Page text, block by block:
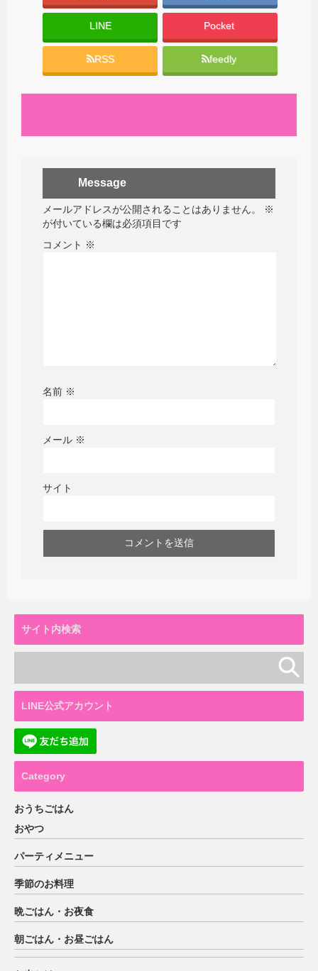
LINE Pocket
RSS feedly
Message
メールアドレスが公開されることはありません。
※
が付いている欄は必須項目です
コメント ※
名前 ※
メール ※
サイト
サイト内検索
LINE公式アカウント
Category
おうちごはん
おやつ
パーティメニュー
季節のお料理
晩ごはん・お夜食
朝ごはん・お昼ごはん